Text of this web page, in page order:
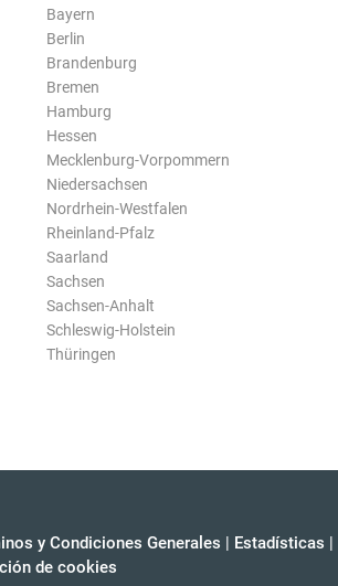
Bayern
Berlin
Brandenburg
Bremen
Hamburg
Hessen
Mecklenburg-Vorpommern
Niedersachsen
Nordrhein-Westfalen
Rheinland-Pfalz
Saarland
Sachsen
Sachsen-Anhalt
Schleswig-Holstein
Thüringen
y Condiciones Generales | Estadísticas |
de cookies